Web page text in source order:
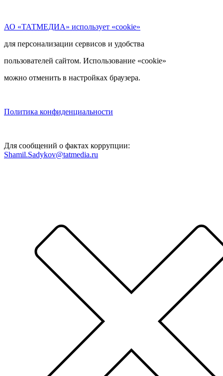
АО «ТАТМЕДИА» использует «cookie»
для персонализации сервисов и удобства
пользователей сайтом. Использование «cookie»
можно отменить в настройках браузера.
Политика конфиденциальности
Для сообщений о фактах коррупции:
Shamil.Sadykov@tatmedia.ru